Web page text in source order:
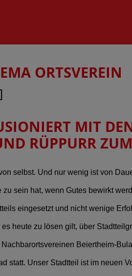
ORTSVEREIN
MIT
RÜPPURR
selbst. Und nur wenig ist von
sein hat, wenn Gutes bewirkt
eingesetzt und nicht wenige
heute zu lösen gilt, über
Beiertheim-
statt. Unser Stadtteil ist im neuen